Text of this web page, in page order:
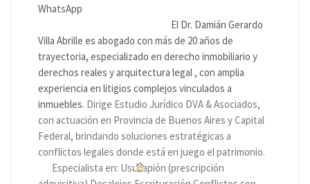
WhatsApp
El Dr. Damián Gerardo
Villa Abrille es abogado con más de 20 años de
trayectoria, especializado en derecho inmobiliario y
derechos reales y arquitectura legal , con amplia
experiencia en litigios complejos vinculados a
inmuebles. Dirige Estudio Jurídico DVA & Asociados,
con actuación en Provincia de Buenos Aires y Capital
Federal, brindando soluciones estratégicas a
conflictos legales donde está en juego el patrimonio.
Especialista en: Usucapión (prescripción